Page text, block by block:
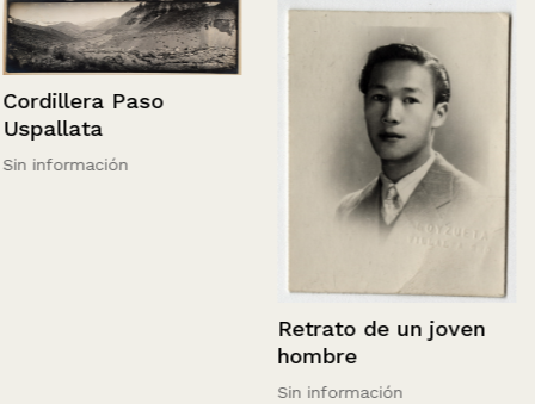
Cordillera Paso
Uspallata
Sin información
Retrato de un joven
hombre
Sin información